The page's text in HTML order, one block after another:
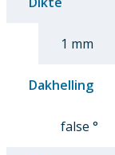
1 mm
Dakhelling
false °